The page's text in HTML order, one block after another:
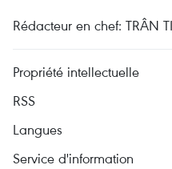
Rédacteur en chef: TRÂN
Propriété intellectuelle
RSS
Langues
Service d'information